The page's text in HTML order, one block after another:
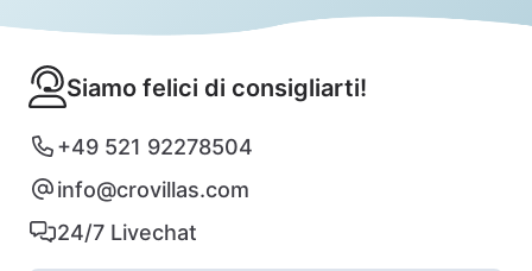
Siamo felici di consigliarti!
+49 521 92278504
info@crovillas.com
24/7 Livechat